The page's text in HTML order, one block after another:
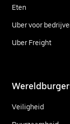
Eten
Uber voor
Uber Freight
Veiligheid